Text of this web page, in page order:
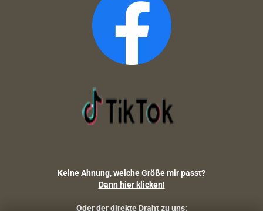
Keine Ahnung, welche Größe mir passt?
Dann hier klicken!
Oder der direkte Draht zu uns: